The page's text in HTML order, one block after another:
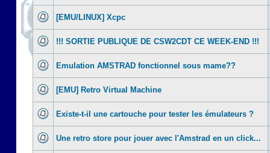
[EMU/LINUX] Xcpc
!!! SORTIE PUBLIQUE DE CSW2CDT CE WEEK-END !!!
Emulation AMSTRAD fonctionnel sous mame??
[EMU] Retro Virtual Machine
Existe-t-il une cartouche pour tester les émulateurs ?
Une retro store pour jouer avec l'Amstrad en un click...